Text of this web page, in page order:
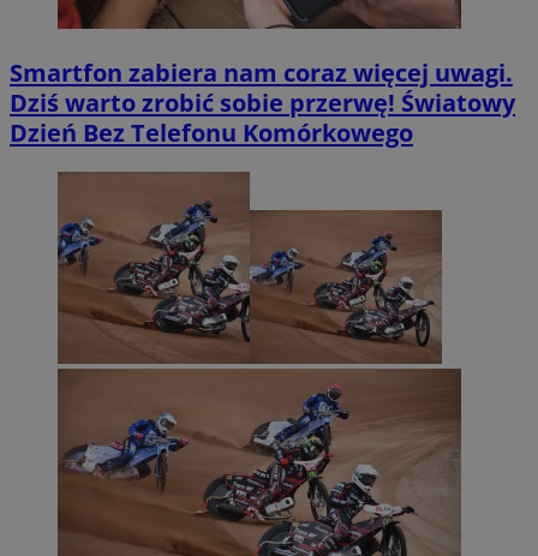
Smartfon zabiera nam coraz więcej uwagi.
Dziś warto zrobić sobie przerwę! Światowy
Dzień Bez Telefonu Komórkowego